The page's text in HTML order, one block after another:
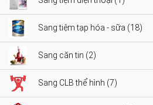
Sang tiệm tạp hóa - sữa (18)
Sang căn tin (2)
Sang CLB thể hình (7)